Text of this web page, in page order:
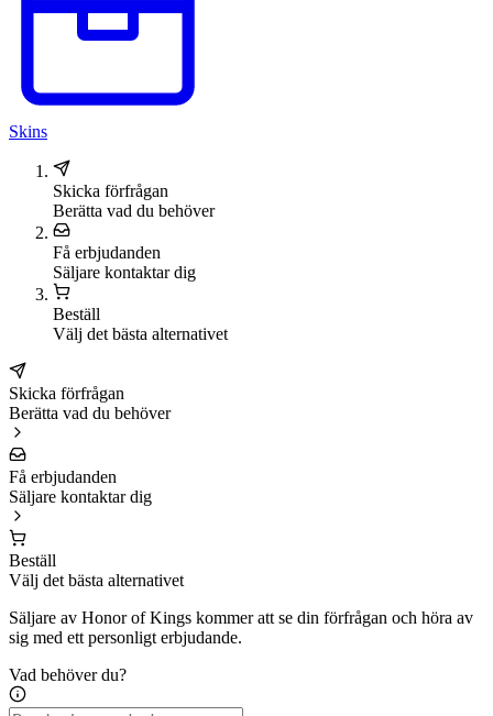
Skins
Skicka förfrågan
Berätta vad du behöver
Få erbjudanden
Säljare kontaktar dig
Beställ
Välj det bästa alternativet
Skicka förfrågan
Berätta vad du behöver
Få erbjudanden
Säljare kontaktar dig
Beställ
Välj det bästa alternativet
Säljare av Honor of Kings kommer att se din förfrågan och höra av
sig med ett personligt erbjudande.
Vad behöver du?